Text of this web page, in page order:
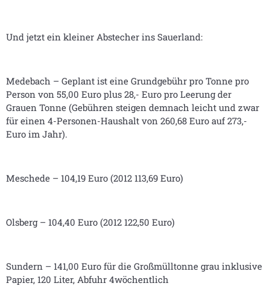
Und jetzt ein kleiner Abstecher ins Sauerland:
Medebach – Geplant ist eine Grundgebühr pro Tonne pro
Person von 55,00 Euro plus 28,- Euro pro Leerung der
Grauen Tonne (Gebühren steigen demnach leicht und zwar
für einen 4-Personen-Haushalt von 260,68 Euro auf 273,-
Euro im Jahr).
Meschede – 104,19 Euro (2012 113,69 Euro)
Olsberg – 104,40 Euro (2012 122,50 Euro)
Sundern – 141,00 Euro für die Großmülltonne grau inklusive
Papier, 120 Liter, Abfuhr 4wöchentlich